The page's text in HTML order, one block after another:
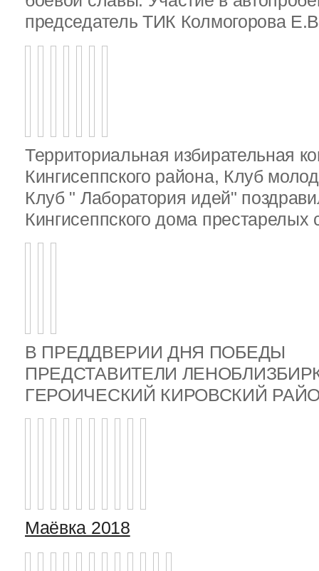
председатель ТИК Колмогорова
Территориальная избирательная
Кингисеппского района, Клуб
Клуб " Лаборатория идей"
Кингисеппского дома
В ПРЕДДВЕРИИ ДНЯ ПОБЕДЫ
ПРЕДСТАВИТЕЛИ
ГЕРОИЧЕСКИЙ КИРОВСКИЙ
Маёвка 2018